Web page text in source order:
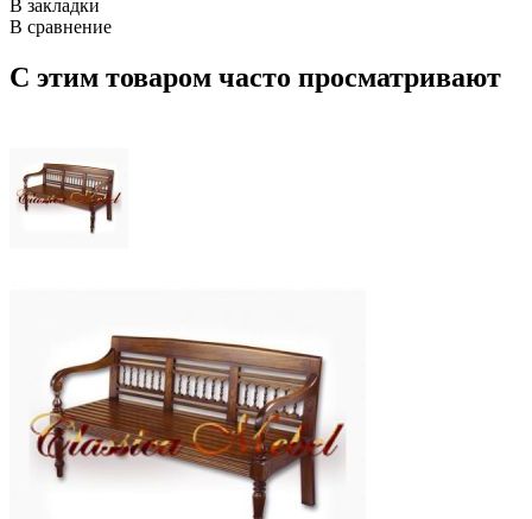
В закладки
В сравнение
С этим товаром часто просматривают